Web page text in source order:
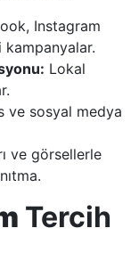
Instagram
Lokal
ve sosyal medya
ve görsellerle
Tercih